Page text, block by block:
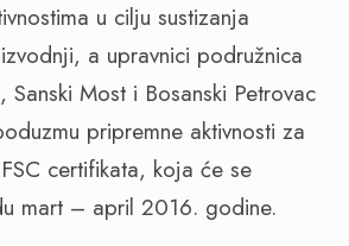
u cilju sustizanja
a upravnici podružnica
Sanski Most i Bosanski Petrovac
pripremne aktivnosti za
certifikata, koja će se
mart – april 2016. godine.